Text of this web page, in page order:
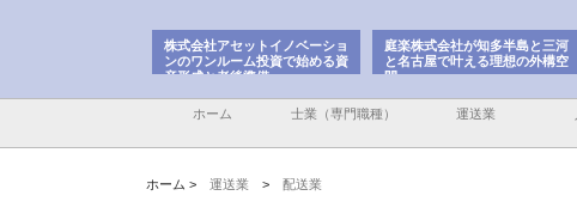
株式会社アセットイノベーショ
ンのワンルーム投資で始める資
産形成と老後準備
庭楽株式会社が知多半島と三河
と名古屋で叶える理想の外構空
間
ホーム 士業（専門職種） 運送業
ホーム > 運送業 > 配送業